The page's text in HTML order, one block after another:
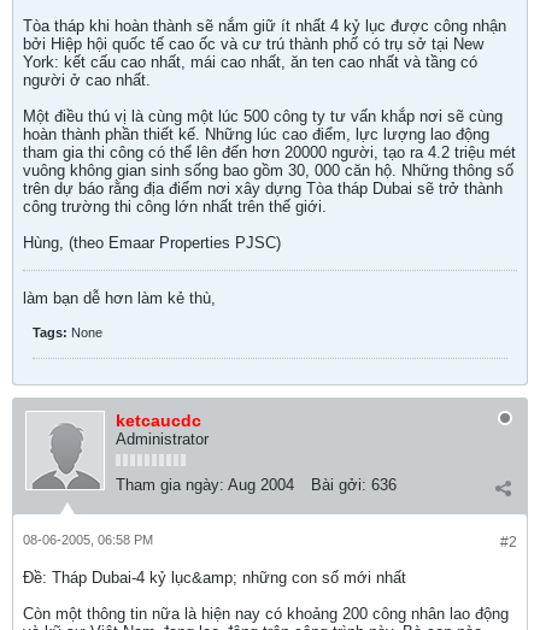
Tòa tháp khi hoàn thành sẽ nắm giữ ít nhất 4 kỷ lục được công nhận
bởi Hiệp hội quốc tế cao ốc và cư trú thành phố có trụ sở tại New
York: kết cấu cao nhất, mái cao nhất, ăn ten cao nhất và tầng có
người ở cao nhất.
Một điều thú vị là cùng một lúc 500 công ty tư vấn khắp nơi sẽ cùng
hoàn thành phần thiết kế. Những lúc cao điểm, lực lượng lao động
tham gia thi công có thể lên đến hơn 20000 người, tạo ra 4.2 triệu mét
vuông không gian sinh sống bao gồm 30, 000 căn hộ. Những thông số
trên dự báo rằng địa điểm nơi xây dựng Tòa tháp Dubai sẽ trở thành
công trường thi công lớn nhất trên thế giới.
Hùng, (theo Emaar Properties PJSC)
làm bạn dễ hơn làm kẻ thù,
Tags: None
ketcaucdc
Administrator
Tham gia ngày: Aug 2004 Bài gởi: 636
#2
08-06-2005, 06:58 PM
Ðề: Tháp Dubai-4 kỷ lục&amp; những con số mới nhất
Còn một thông tin nữa là hiện nay có khoảng 200 công nhân lao động